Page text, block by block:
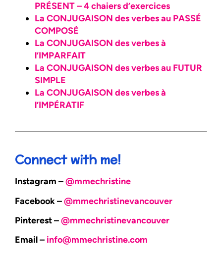
PRÉSENT – 4 chaiers d’exercices
La CONJUGAISON des verbes au PASSÉ
COMPOSÉ
La CONJUGAISON des verbes à
l’IMPARFAIT
La CONJUGAISON des verbes au FUTUR
SIMPLE
La CONJUGAISON des verbes à
l’IMPÉRATIF
Connect with me!
Instagram –@mmechristine
Facebook –@mmechristinevancouver
Pinterest –@mmechristinevancouver
Email – info@mmechristine.com